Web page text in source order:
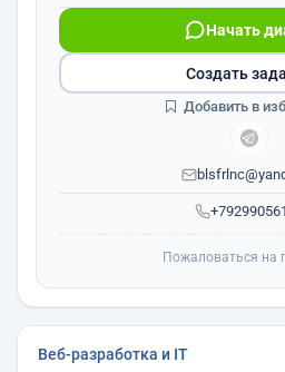
Начать
Создать
Добавить в
Пожаловаться на
Веб-разработка и IT